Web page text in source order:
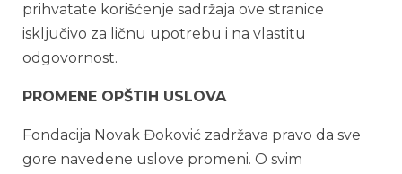
prihvatate korišćenje sadržaja ove stranice
isključivo za ličnu upotrebu i na vlastitu
odgovornost.
PROMENE OPŠTIH USLOVA
Fondacija Novak Đoković zadržava pravo da sve
gore navedene uslove promeni. O svim